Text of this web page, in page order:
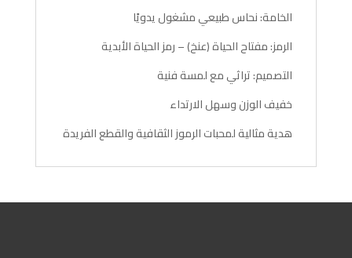
الخامة: نحاس طبيعي مشغول يدويًا
الرمز: مفتاح الحياة (عنخ) – رمز الحياة الأبدية
التصميم: تراثي مع لمسة فنية
خفيف الوزن وسهل الارتداء
هدية مثالية لمحبات الرموز الثقافية والقطع الفريدة